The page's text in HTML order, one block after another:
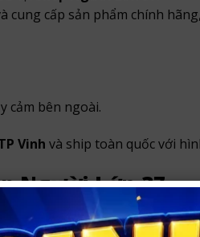
cung cấp sản phẩm chính
cảm bên ngoài.
Vinh và ship toàn quốc với
Người Lớn 37
nội thành Vinhvàship hàng